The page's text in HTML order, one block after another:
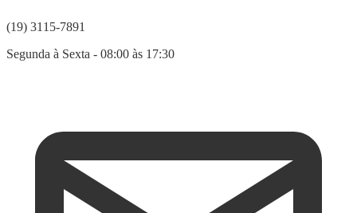
(19) 3115-7891
Segunda à Sexta - 08:00 às 17:30